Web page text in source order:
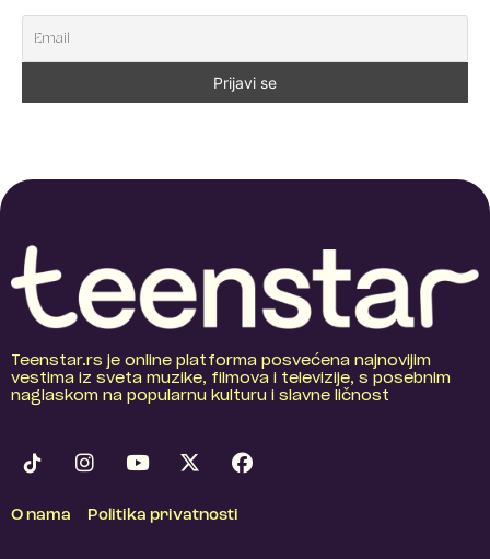
Teenstar.rs je online platforma posvećena najnovijim
vestima iz sveta muzike, filmova i televizije, s posebnim
naglaskom na popularnu kulturu i slavne ličnost
O nama Politika privatnosti